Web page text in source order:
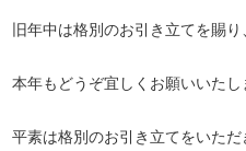
旧年中は格別のお引き立てを賜
本年もどうぞ宜しくお願いいたし
平素は格別のお引き立てをいただ